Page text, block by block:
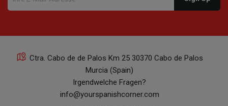
Ctra. Cabo de de Palos Km 25 30370 Cabo de Palos
Murcia (Spain)
Irgendwelche Fragen?
info@yourspanishcorner.com